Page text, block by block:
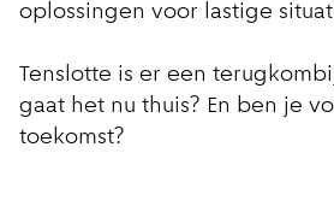
oplossingen voor lastige
Tenslotte is er een
gaat het nu thuis? En ben je
toekomst?